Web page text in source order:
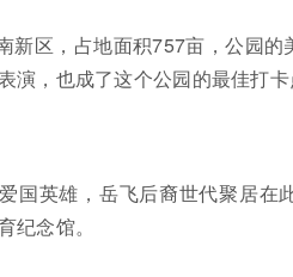
新区，占地面积757亩，公园
演，也成了这个公园的最佳打卡
国英雄，岳飞后裔世代聚居在
纪念馆。